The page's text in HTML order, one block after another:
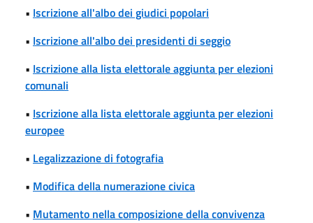
• Iscrizione all'albo dei giudici popolari
• Iscrizione all'albo dei presidenti di seggio
• Iscrizione alla lista elettorale aggiunta per elezioni
comunali
• Iscrizione alla lista elettorale aggiunta per elezioni
europee
• Legalizzazione di fotografia
• Modifica della numerazione civica
• Mutamento nella composizione della convivenza